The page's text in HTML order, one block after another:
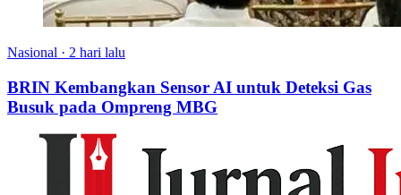
Nasional · 2 hari lalu
BRIN Kembangkan Sensor AI untuk Deteksi Gas
Busuk pada Ompreng MBG